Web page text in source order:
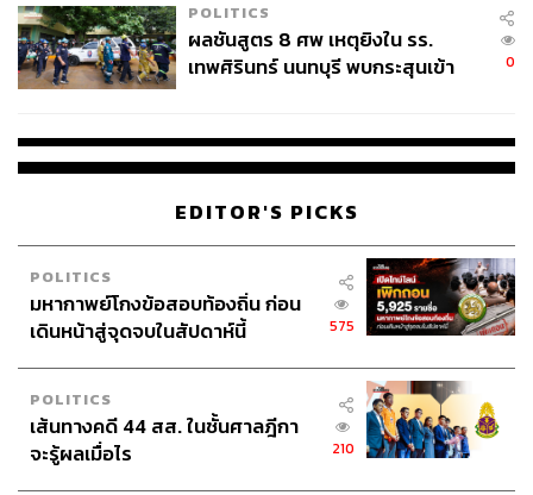
POLITICS
ผลชันสูตร 8 ศพ เหตุยิงใน รร.
เทพศิรินทร์ นนทบุรี พบกระสุนเข้า
0
EDITOR'S PICKS
POLITICS
มหากาพย์โกงข้อสอบท้องถิ่น ก่อน
เดินหน้าสู่จุดจบในสัปดาห์นี้
575
POLITICS
เส้นทางคดี 44 สส. ในชั้นศาลฎีกา
จะรู้ผลเมื่อไร
210